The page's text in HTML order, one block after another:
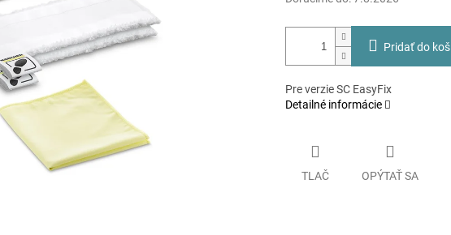
Pridať do
Pre verzie SC EasyFix
Detailné informácie
TLAČ OPÝTAŤ SA